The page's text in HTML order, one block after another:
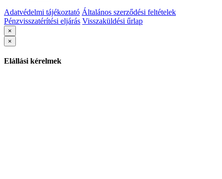
Adatvédelmi tájékoztató Általános szerződési feltételek
Pénzvisszatérítési eljárás Visszaküldési űrlap
×
×
Elállási kérelmek